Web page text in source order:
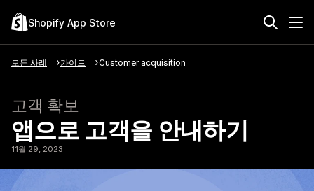
Shopify App Store
모든 사례 가이드 Customer acquisition
고객 확보
앱으로 고객을 안내하기
11월 29, 2023